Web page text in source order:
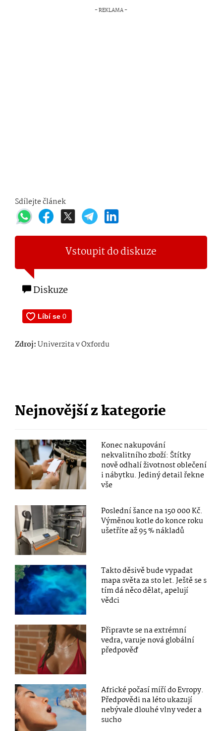
Sdílejte článek
Vstoupit do diskuze
Diskuze
Zdroj:Univerzita v Oxfordu
Nejnovější z kategorie
Konec nakupování
nekvalitního zboží: Štítky
nově odhalí životnost oblečení
i nábytku. Jediný detail řekne
vše
Poslední šance na 150 000 Kč.
Výměnou kotle do konce roku
ušetříte až 95 % nákladů
Takto děsivě bude vypadat
mapa světa za sto let. Ještě se s
tím dá něco dělat, apelují
vědci
Připravte se na extrémní
vedra, varuje nová globální
předpověď
Africké počasí míří do Evropy.
Předpovědi na léto ukazují
nebývale dlouhé vlny veder a
sucho